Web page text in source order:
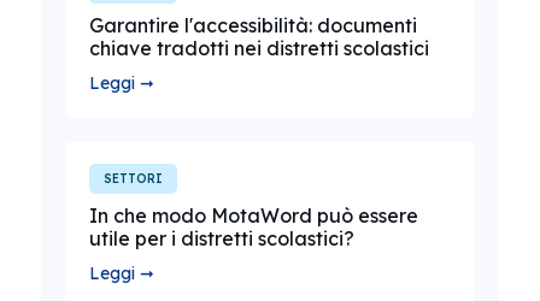
Garantire l'accessibilità: documenti
chiave tradotti nei distretti scolastici
Leggi ➞
SETTORI
In che modo MotaWord può essere
utile per i distretti scolastici?
Leggi ➞